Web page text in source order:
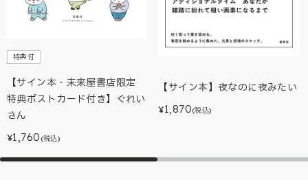
特典付
【サイン本・未来屋書店限定
特典ポストカード付き】ぐれい
さん
¥1,760 (税込)
【サイン本】夜なのに夜みたい
¥1,870(税込)